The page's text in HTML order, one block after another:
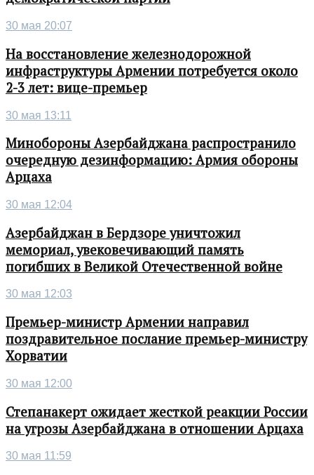
30 мая 20:07
На восстановление железнодорожной
инфраструктуры Армении потребуется около
2-3 лет: вице-премьер
30 мая 13:11
Минобороны Азербайджана распространило
очередную дезинформацию: Армия обороны
Арцаха
30 мая 12:04
Азербайджан в Бердзоре уничтожил
мемориал, увековечивающий память
погибших в Великой Отечественной войне
30 мая 12:03
Премьер-министр Армении направил
поздравительное послание премьер-министру
Хорватии
30 мая 12:00
Степанакерт ожидает жесткой реакции России
на угрозы Азербайджана в отношении Арцаха
30 мая 11:59